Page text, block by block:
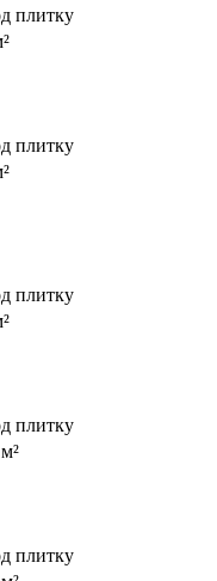
плитку
плитку
плитку
плитку
плитку